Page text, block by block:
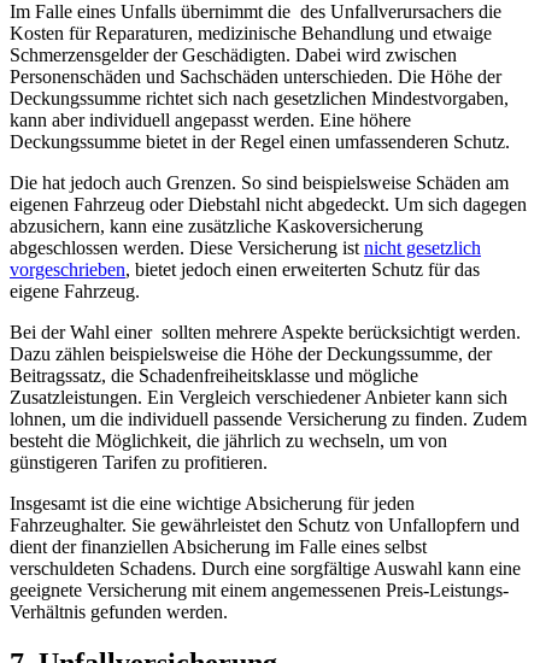
Im Falle eines Unfalls übernimmt‍ die ⁢ ⁣des Unfallverursachers die⁤
Kosten für Reparaturen, medizinische ​Behandlung und etwaige
Schmerzensgelder der Geschädigten.‍ Dabei wird zwischen
Personenschäden und Sachschäden unterschieden. Die Höhe der
Deckungssumme richtet sich nach gesetzlichen Mindestvorgaben,⁤
kann aber individuell ‌angepasst werden. Eine höhere
Deckungssumme bietet in der Regel einen umfassenderen Schutz.
Die hat jedoch​ auch Grenzen. So ‌sind beispielsweise Schäden am
eigenen Fahrzeug oder Diebstahl nicht abgedeckt. Um sich dagegen
​abzusichern, kann ​eine zusätzliche Kaskoversicherung
‌abgeschlossen werden. ‍Diese Versicherung ist nicht gesetzlich
vorgeschrieben, bietet jedoch einen ⁤erweiterten Schutz für das
eigene Fahrzeug.
Bei der‌ Wahl einer ‍ sollten ⁣mehrere Aspekte⁢ berücksichtigt werden.
Dazu zählen beispielsweise die⁤ Höhe der Deckungssumme, der
Beitragssatz,‍ die Schadenfreiheitsklasse und mögliche
⁢Zusatzleistungen. Ein Vergleich verschiedener Anbieter kann sich
lohnen,⁣ um die individuell passende ‌Versicherung⁤ zu finden. Zudem
besteht ​die Möglichkeit, die jährlich zu wechseln, um von
günstigeren⁣ Tarifen ‌zu profitieren.
Insgesamt ist⁤ die eine wichtige Absicherung für jeden
‌Fahrzeughalter. Sie gewährleistet ‌den Schutz von⁤ Unfallopfern ⁣und
dient ⁤der finanziellen Absicherung im Falle eines selbst
verschuldeten Schadens. Durch eine sorgfältige Auswahl kann eine
geeignete Versicherung‌ mit einem‍ angemessenen Preis-Leistungs-
Verhältnis gefunden werden.